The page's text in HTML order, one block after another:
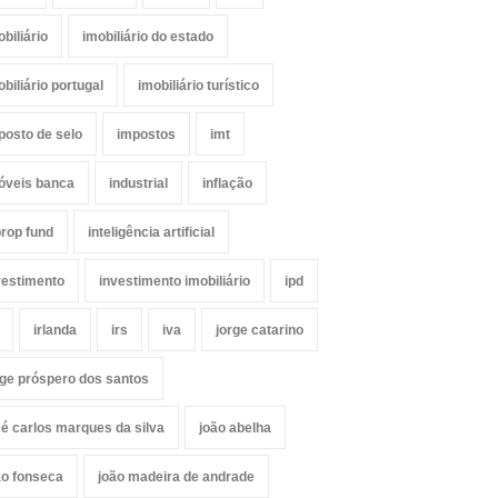
imobiliário do estado
portugal imobiliário turístico
de selo impostos imt
banca industrial inflação
fund inteligência artificial
investimento imobiliário ipd
irlanda irs iva jorge catarino
próspero dos santos
carlos marques da silva joão abelha
fonseca joão madeira de andrade